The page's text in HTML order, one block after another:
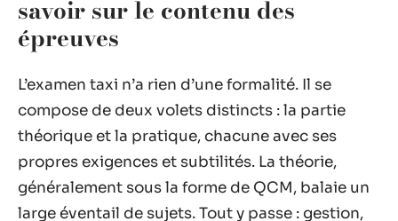
savoir sur le contenu des
épreuves
L’examen taxi n’a rien d’une formalité. Il se
compose de deux volets distincts : la partie
théorique et la pratique, chacune avec ses
propres exigences et subtilités. La théorie,
généralement sous la forme de QCM, balaie un
large éventail de sujets. Tout y passe : gestion,